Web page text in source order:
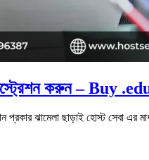
করুন – Buy
ঝামেলা ছাড়াই হোস্ট সেবা এর